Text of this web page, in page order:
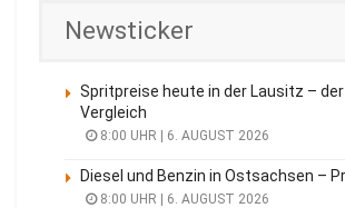
Newsticker
Spritpreise heute in der Lausitz –
Vergleich
8:00 UHR | 6. AUGUST 2026
Diesel und Benzin in Ostsachsen –
8:00 UHR | 6. AUGUST 2026